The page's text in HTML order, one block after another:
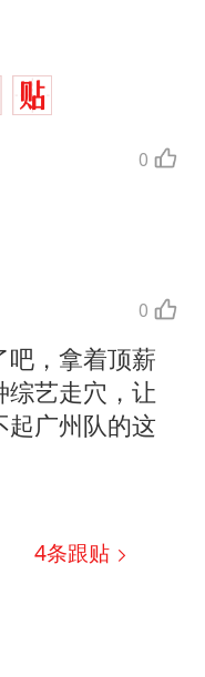
0
0
吧，拿着顶薪
综艺走穴，让
起广州队的这
4条跟贴